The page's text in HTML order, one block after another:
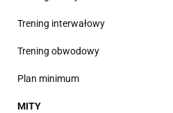
Trening interwałowy
Trening obwodowy
Plan minimum
MITY